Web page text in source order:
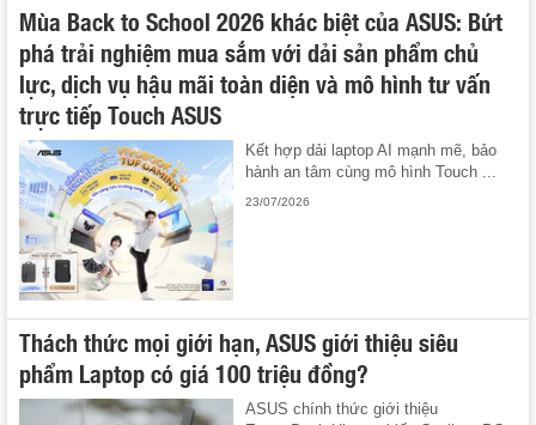
Mùa Back to School 2026 khác biệt của ASUS: Bứt
phá trải nghiệm mua sắm với dải sản phẩm chủ
lực, dịch vụ hậu mãi toàn diện và mô hình tư vấn
trực tiếp Touch ASUS
Kết hợp dải laptop AI mạnh mẽ, bảo
hành an tâm cùng mô hình Touch ...
23/07/2026
Thách thức mọi giới hạn, ASUS giới thiệu siêu
phẩm Laptop có giá 100 triệu đồng?
ASUS chính thức giới thiệu